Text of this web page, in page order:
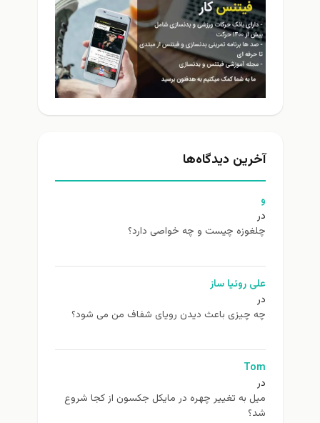
آخرین دیدگاه‌ها
و
در
چلغوزه چیست و چه خواصی دارد؟
علی روئیا ساز
در
چه چیزی باعث دیدن رویای شفاف من می شود؟
Tom
در
ميل به تغيير چهره در مایکل جکسون از كجا شروع
شد؟